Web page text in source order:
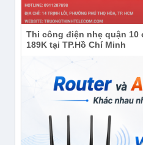
Thi công điện nhẹ quận
189K tại TP.Hồ Chí Minh